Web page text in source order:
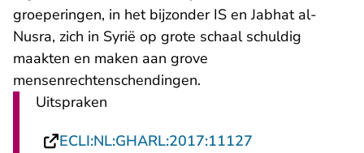
groeperingen, in het bijzonder IS en Jabhat al-
Nusra, zich in Syrië op grote schaal schuldig
maakten en maken aan grove
mensenrechtenschendingen.
Uitspraken
ECLI:NL:GHARL:2017:11127